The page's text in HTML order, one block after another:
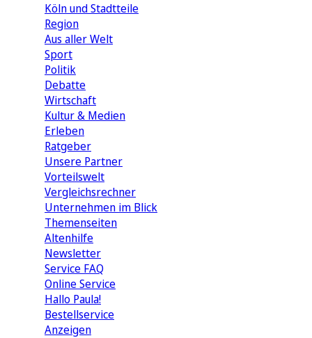
Köln und Stadtteile
Region
Aus aller Welt
Sport
Politik
Debatte
Wirtschaft
Kultur & Medien
Erleben
Ratgeber
Unsere Partner
Vorteilswelt
Vergleichsrechner
Unternehmen im Blick
Themenseiten
Altenhilfe
Newsletter
Service FAQ
Online Service
Hallo Paula!
Bestellservice
Anzeigen